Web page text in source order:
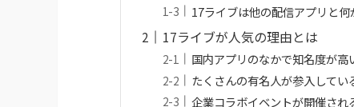
17ライブは他の配信アプリと何
17ライブが人気の理由とは
国内アプリのなかで知名度が高
たくさんの有名人が参入してい
企業コラボイベントが開催され